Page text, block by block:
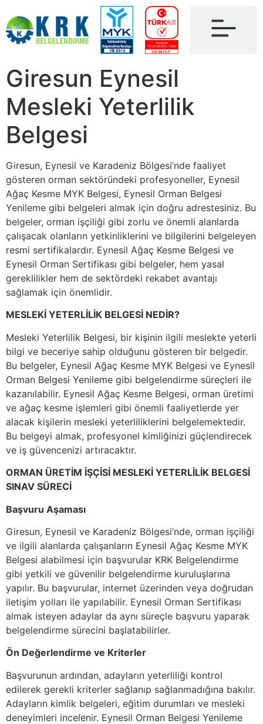
Giresun Eynesil
Mesleki Yeterlilik
Belgesi
Giresun, Eynesil ve Karadeniz Bölgesi’nde faaliyet
gösteren orman sektöründeki profesyoneller, Eynesil
Ağaç Kesme MYK Belgesi, Eynesil Orman Belgesi
Yenileme gibi belgeleri almak için doğru adrestesiniz. Bu
belgeler, orman işçiliği gibi zorlu ve önemli alanlarda
çalışacak olanların yetkinliklerini ve bilgilerini belgeleyen
resmi sertifikalardır. Eynesil Ağaç Kesme Belgesi ve
Eynesil Orman Sertifikası gibi belgeler, hem yasal
gereklilikler hem de sektördeki rekabet avantajı
sağlamak için önemlidir.
MESLEKİ YETERLİLİK BELGESİ NEDİR?
Mesleki Yeterlilik Belgesi, bir kişinin ilgili meslekte yeterli
bilgi ve beceriye sahip olduğunu gösteren bir belgedir.
Bu belgeler, Eynesil Ağaç Kesme MYK Belgesi ve Eynesil
Orman Belgesi Yenileme gibi belgelendirme süreçleri ile
kazanılabilir. Eynesil Ağaç Kesme Belgesi, orman üretimi
ve ağaç kesme işlemleri gibi önemli faaliyetlerde yer
alacak kişilerin mesleki yeterliliklerini belgelemektedir.
Bu belgeyi almak, profesyonel kimliğinizi güçlendirecek
ve iş güvencenizi artıracaktır.
ORMAN ÜRETİM İŞÇİSİ MESLEKİ YETERLİLİK BELGESİ
SINAV SÜRECİ
Başvuru Aşaması
Giresun, Eynesil ve Karadeniz Bölgesi’nde, orman işçiliği
ve ilgili alanlarda çalışanların Eynesil Ağaç Kesme MYK
Belgesi alabilmesi için başvurular KRK Belgelendirme
gibi yetkili ve güvenilir belgelendirme kuruluşlarına
yapılır. Bu başvurular, internet üzerinden veya doğrudan
iletişim yolları ile yapılabilir. Eynesil Orman Sertifikası
almak isteyen adaylar da aynı süreçle başvuru yaparak
belgelendirme sürecini başlatabilirler.
Ön Değerlendirme ve Kriterler
Başvurunun ardından, adayların yeterliliği kontrol
edilerek gerekli kriterler sağlanıp sağlanmadığına bakılır.
Adayların kimlik belgeleri, eğitim durumları ve mesleki
deneyimleri incelenir. Eynesil Orman Belgesi Yenileme